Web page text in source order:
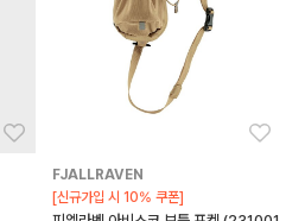
FJALLRAVEN
[신규가입 시 10% 쿠폰]